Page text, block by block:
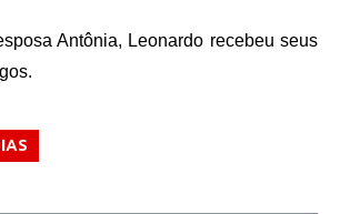
Antônia, Leonardo recebeu seus